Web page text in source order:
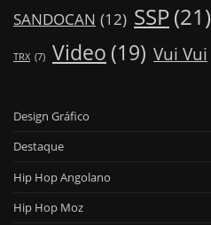
SANDOCAN (12) SSP(21)
TRX (7) Video (19) Vui Vui
Design Gráfico
Destaque
Hip Hop Angolano
Hip Hop Moz